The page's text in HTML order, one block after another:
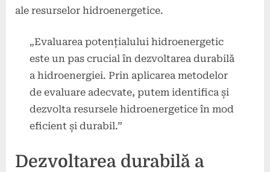
ale resurselor hidroenergetice.
„Evaluarea potențialului hidroenergetic
este un pas crucial în dezvoltarea durabilă
a hidroenergiei. Prin aplicarea metodelor
de evaluare adecvate, putem identifica și
dezvolta resursele hidroenergetice în mod
eficient și durabil.”
Dezvoltarea durabilă a